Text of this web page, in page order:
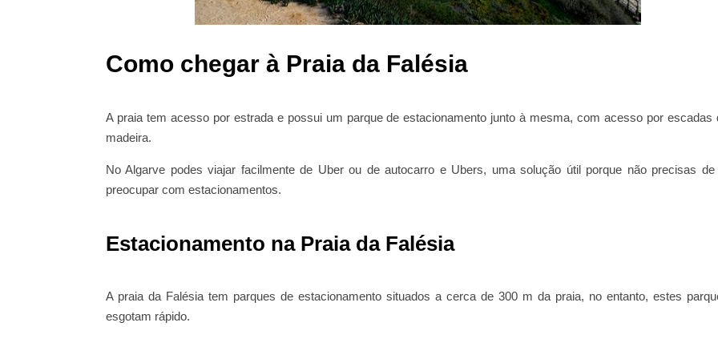
Como chegar à Praia da Falésia
A praia tem acesso por estrada e possui um parque de estacionamento junto à mesma, com acesso por escadas
madeira.
No Algarve podes viajar facilmente de Uber ou de autocarro e Ubers, uma solução útil porque não precisas de
preocupar com estacionamentos.
Estacionamento na Praia da Falésia
A praia da Falésia tem parques de estacionamento situados a cerca de 300 m da praia, no entanto, estes
esgotam rápido.